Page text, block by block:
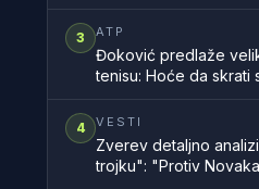
3 ATP
Đoković predlaže
tenisu: Hoće da skrati
4 VESTI
Zverev detaljno
trojku": "Protiv